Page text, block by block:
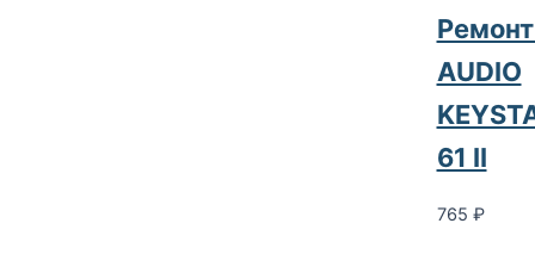
AUDIO
61 II
765 ₽